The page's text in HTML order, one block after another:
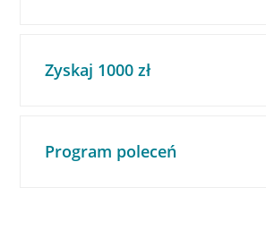
Zyskaj 1000 zł
Program poleceń